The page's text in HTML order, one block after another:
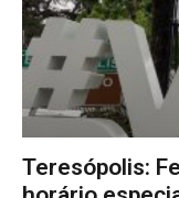
Teresópolis: